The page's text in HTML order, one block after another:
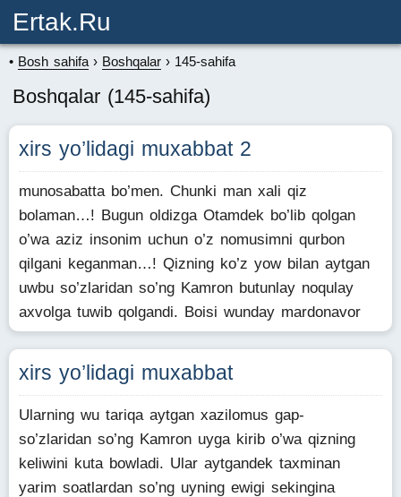
Ertak.ru
Bosh sahifa Boshqalar 145-sahifa
Boshqalar (145-sahifa)
xirs yo’lidagi muxabbat 2
munosabatta bo’men. Chunki man xali qiz
bolaman…! Bugun oldizga Otamdek bo’lib qolgan
o’wa aziz insonim uchun o’z nomusimni qurbon
qilgani keganman…! Qizning ko’z yow bilan aytgan
uwbu so’zlaridan so’ng Kamron butunlay noqulay
axvolga tuwib qolgandi. Boisi wunday mardonavor
xirs yo’lidagi muxabbat
Ularning wu tariqa aytgan xazilomus gap-
so’zlaridan so’ng Kamron uyga kirib o’wa qizning
keliwini kuta bowladi. Ular aytgandek taxminan
yarim soatlardan so’ng uyning ewigi sekingina